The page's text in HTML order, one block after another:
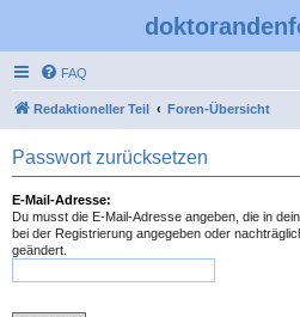
FAQ
Redaktioneller Teil Foren-Übersicht
Passwort zurücksetzen
E-Mail-Adresse:
Du musst die E-Mail-Adresse angeben, die in
bei der Registrierung angegeben oder
geändert.